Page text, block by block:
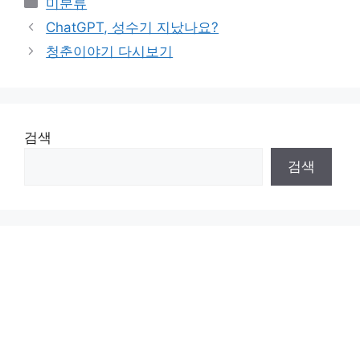
ChatGPT, 성수기 지났나요?
청춘이야기 다시보기
검색
검색